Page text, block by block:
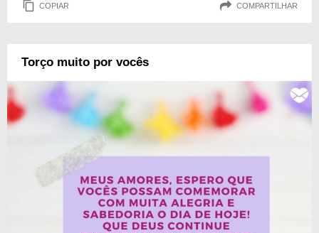
COPIAR COMPARTILHAR
Torço muito por vocês